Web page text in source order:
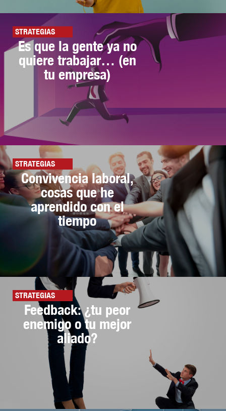
STRATEGIAS
Es que la gente ya no
quiere trabajar… (en
tu empresa)
STRATEGIAS
Convivencia laboral,
cosas que he
aprendido con el
tiempo
STRATEGIAS
Feedback: ¿tu peor
enemigo o tu mejor
aliado?